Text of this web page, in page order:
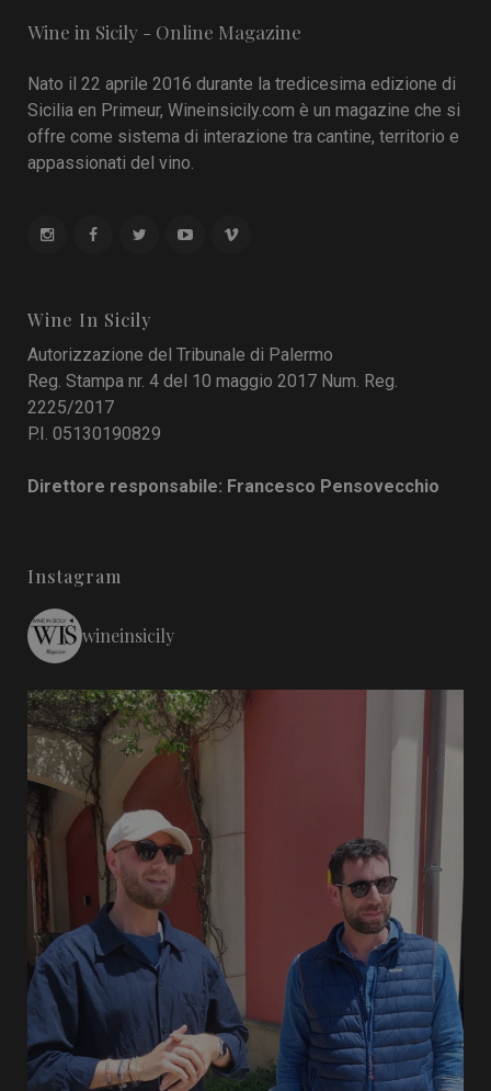
Wine in Sicily - Online Magazine
Nato il 22 aprile 2016 durante la tredicesima edizione di
Sicilia en Primeur, Wineinsicily.com è un magazine che si
offre come sistema di interazione tra cantine, territorio e
appassionati del vino.
Wine In Sicily
Autorizzazione del Tribunale di Palermo
Reg. Stampa nr. 4 del 10 maggio 2017 Num. Reg.
2225/2017
P.I. 05130190829
Direttore responsabile: Francesco Pensovecchio
Instagram
wineinsicily